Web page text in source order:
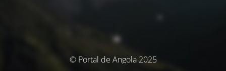
© Portal de Angola 2025